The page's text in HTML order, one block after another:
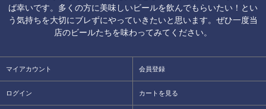
ば幸いです。多くの方に美味しいビールを飲んでもらいたい！とい
う気持ちを大切にブレずにやっていきたいと思います。ぜひ一度当
店のビールたちを味わってみてください。
マイアカウント 会員登録
ログイン カートを見る